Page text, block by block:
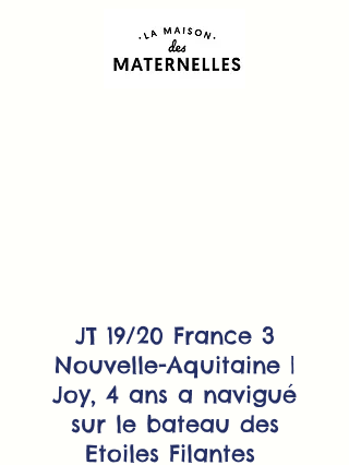
JT 19/20 France 3
Nouvelle-Aquitaine |
Joy, 4 ans a navigué
sur le bateau des
Etoiles Filantes